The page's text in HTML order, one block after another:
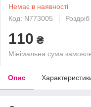
Немає в наявності
Код: N773005
Роздріб
110 ₴
Мінімальна сума
Опис